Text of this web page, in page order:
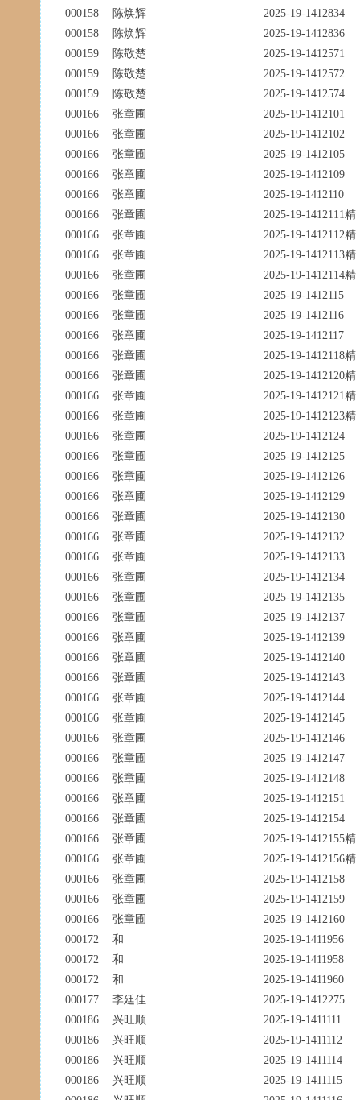
000158
陈焕辉
2025-19-1412834
000158
陈焕辉
2025-19-1412836
000159
陈敬楚
2025-19-1412571
000159
陈敬楚
2025-19-1412572
000159
陈敬楚
2025-19-1412574
000166
张章圃
2025-19-1412101
000166
张章圃
2025-19-1412102
000166
张章圃
2025-19-1412105
000166
张章圃
2025-19-1412109
000166
张章圃
2025-19-1412110
000166
张章圃
2025-19-1412111精
000166
张章圃
2025-19-1412112精
000166
张章圃
2025-19-1412113精
000166
张章圃
2025-19-1412114精
000166
张章圃
2025-19-1412115
000166
张章圃
2025-19-1412116
000166
张章圃
2025-19-1412117
000166
张章圃
2025-19-1412118精
000166
张章圃
2025-19-1412120精
000166
张章圃
2025-19-1412121精
000166
张章圃
2025-19-1412123精
000166
张章圃
2025-19-1412124
000166
张章圃
2025-19-1412125
000166
张章圃
2025-19-1412126
000166
张章圃
2025-19-1412129
000166
张章圃
2025-19-1412130
000166
张章圃
2025-19-1412132
000166
张章圃
2025-19-1412133
000166
张章圃
2025-19-1412134
000166
张章圃
2025-19-1412135
000166
张章圃
2025-19-1412137
000166
张章圃
2025-19-1412139
000166
张章圃
2025-19-1412140
000166
张章圃
2025-19-1412143
000166
张章圃
2025-19-1412144
000166
张章圃
2025-19-1412145
000166
张章圃
2025-19-1412146
000166
张章圃
2025-19-1412147
000166
张章圃
2025-19-1412148
000166
张章圃
2025-19-1412151
000166
张章圃
2025-19-1412154
000166
张章圃
2025-19-1412155精
000166
张章圃
2025-19-1412156精
000166
张章圃
2025-19-1412158
000166
张章圃
2025-19-1412159
000166
张章圃
2025-19-1412160
000172
和
2025-19-1411956
000172
和
2025-19-1411958
000172
和
2025-19-1411960
000177
李廷佳
2025-19-1412275
000186
兴旺顺
2025-19-1411111
000186
兴旺顺
2025-19-1411112
000186
兴旺顺
2025-19-1411114
000186
兴旺顺
2025-19-1411115